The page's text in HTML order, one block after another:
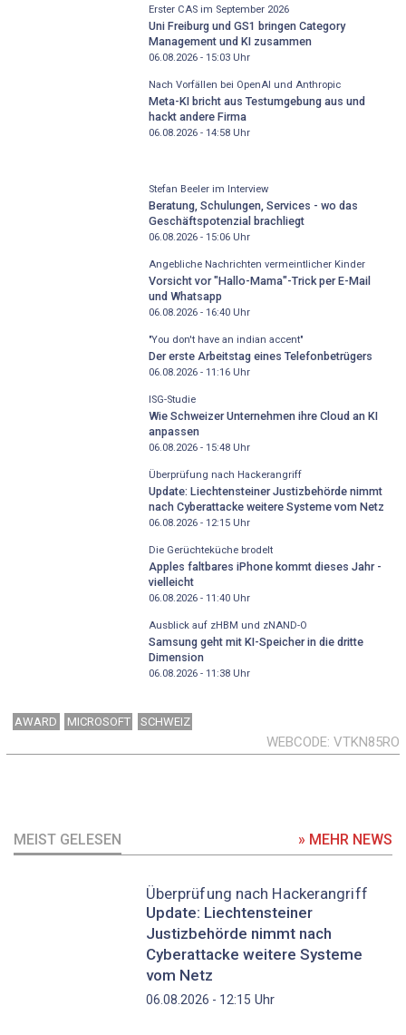
Erster CAS im September 2026
Uni Freiburg und GS1 bringen Category
Management und KI zusammen
06.08.2026 - 15:03Uhr
Nach Vorfällen bei OpenAI und Anthropic
Meta-KI bricht aus Testumgebung aus und
hackt andere Firma
06.08.2026 - 14:58Uhr
Stefan Beeler im Interview
Beratung, Schulungen, Services - wo das
Geschäftspotenzial brachliegt
06.08.2026 - 15:06Uhr
Angebliche Nachrichten vermeintlicher Kinder
Vorsicht vor "Hallo-Mama"-Trick per E-Mail
und Whatsapp
06.08.2026 - 16:40Uhr
"You don't have an indian accent"
Der erste Arbeitstag eines Telefonbetrügers
06.08.2026 - 11:16Uhr
ISG-Studie
Wie Schweizer Unternehmen ihre Cloud an KI
anpassen
06.08.2026 - 15:48Uhr
Überprüfung nach Hackerangriff
Update: Liechtensteiner Justizbehörde nimmt
nach Cyberattacke weitere Systeme vom Netz
06.08.2026 - 12:15Uhr
Die Gerüchteküche brodelt
Apples faltbares iPhone kommt dieses Jahr -
vielleicht
06.08.2026 - 11:40Uhr
Ausblick auf zHBM und zNAND-O
Samsung geht mit KI-Speicher in die dritte
Dimension
06.08.2026 - 11:38Uhr
AWARD MICROSOFT SCHWEIZ
WEBCODE VTKN85RO
MEIST GELESEN » MEHR NEWS
Überprüfung nach Hackerangriff
Update: Liechtensteiner
Justizbehörde nimmt nach
Cyberattacke weitere Systeme
vom Netz
06.08.2026 - 12:15 Uhr